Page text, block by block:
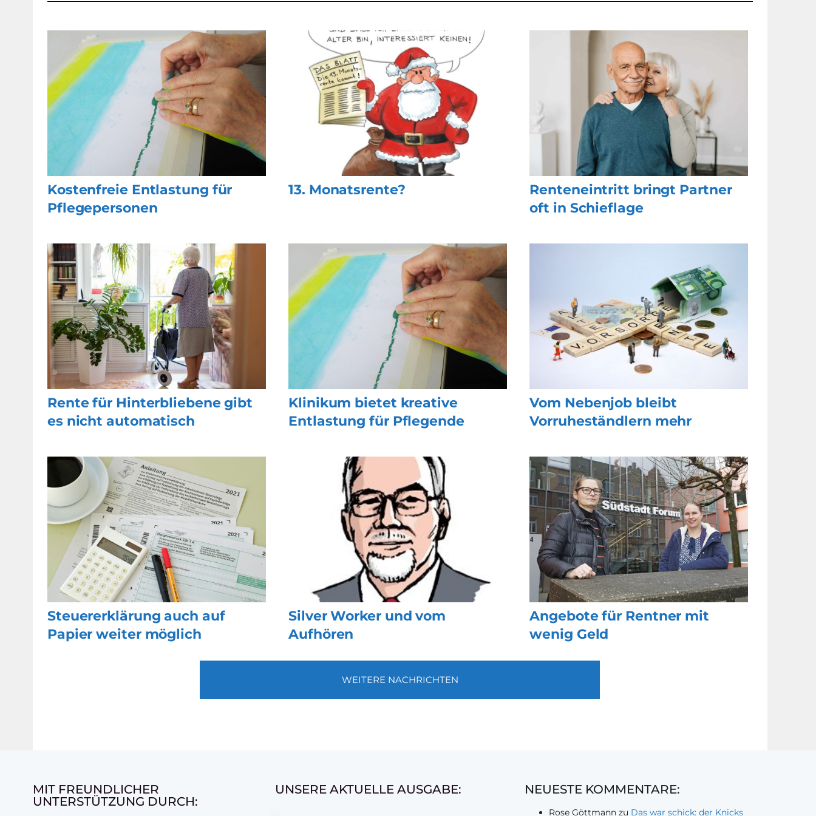
Kostenfreie Entlastung für
Pflegepersonen
13. Monatsrente?
Renteneintritt bringt Partner
oft in Schieflage
Rente für Hinterbliebene gibt
es nicht automatisch
Klinikum bietet kreative
Entlastung für Pflegende
Vom Nebenjob bleibt
Vorruheständlern mehr
Steuererklärung auch auf
Papier weiter möglich
Silver Worker und vom
Aufhören
Angebote für Rentner mit
wenig Geld
WEITERE NACHRICHTEN
MIT FREUNDLICHER
UNTERSTÜTZUNG DURCH:
UNSERE AKTUELLE AUSGABE: NEUESTE KOMMENTARE:
Rose Göttmann zu Das war schick: der Knicks